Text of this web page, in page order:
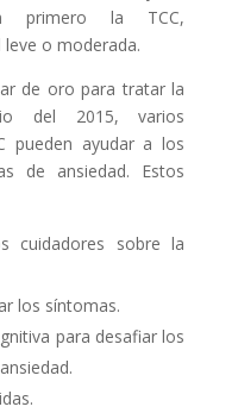
primero la TCC,
leve o moderada.
de oro para tratar la
del 2015, varios
pueden ayudar a los
de ansiedad. Estos
cuidadores sobre la
los síntomas.
para desafiar los